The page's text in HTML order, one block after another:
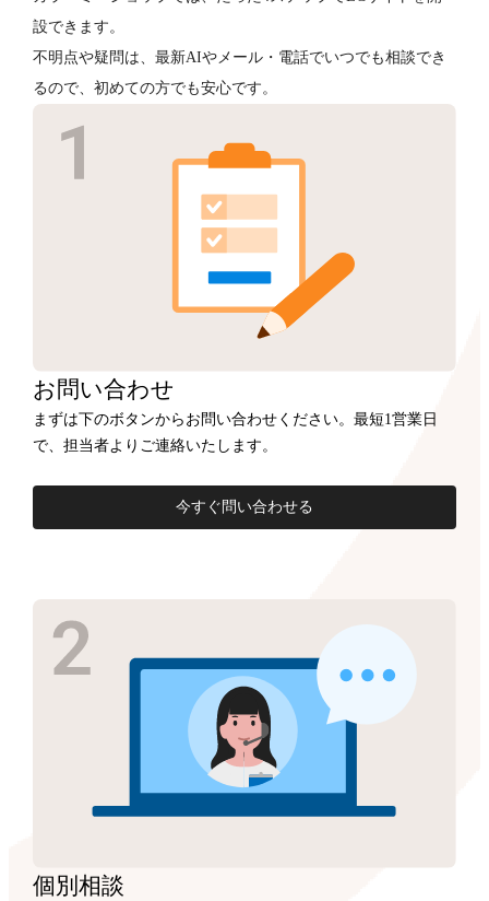
設できます。
不明点や疑問は、最新AIやメール・電話でいつでも相談でき
るので、初めての方でも安心です。
お問い合わせ
まずは下のボタンからお問い合わせください。最短1営業日
で、担当者よりご連絡いたします。
今すぐ問い合わせる
個別相談